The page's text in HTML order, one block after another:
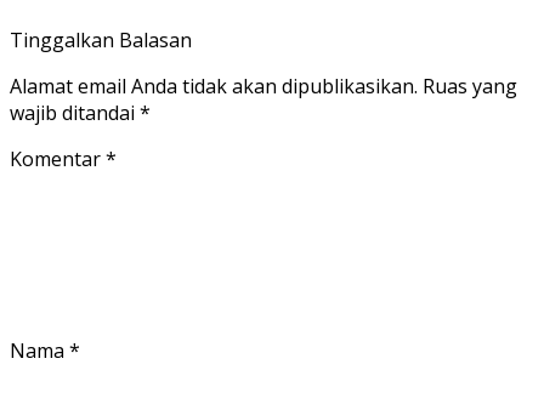
Tinggalkan Balasan
Alamat email Anda tidak akan dipublikasikan. Ruas yang
wajib ditandai *
Komentar*
Nama *